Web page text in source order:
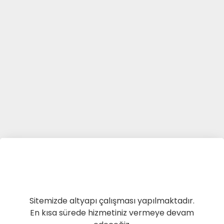
Sitemizde altyapı çalışması yapılmaktadır.
En kısa sürede hizmetiniz vermeye devam